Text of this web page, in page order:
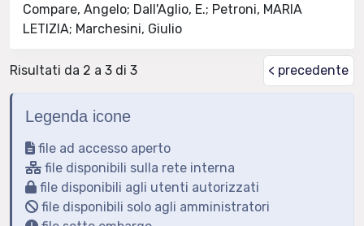
Compare, Angelo; Dall'Aglio, E.; Petroni, MARIA
LETIZIA; Marchesini, Giulio
Risultati da 2 a 3 di 3 < precedente
Legenda icone
file ad accesso aperto
file disponibili sulla rete interna
file disponibili agli utenti autorizzati
file disponibili solo agli amministratori